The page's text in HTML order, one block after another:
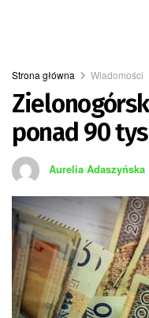
Strona główna Wiadomości
ponad 90
Aurelia Adaszyńska